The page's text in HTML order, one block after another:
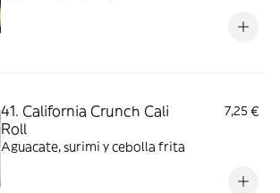
41. California Crunch Cali
Roll
7,25 €
Aguacate, surimi y cebolla frita